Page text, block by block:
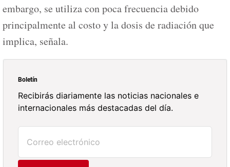
embargo, se utiliza con poca frecuencia debido
principalmente al costo y la dosis de radiación que
implica, señala.
Boletín
Recibirás diariamente las noticias nacionales e
internacionales más destacadas del día.